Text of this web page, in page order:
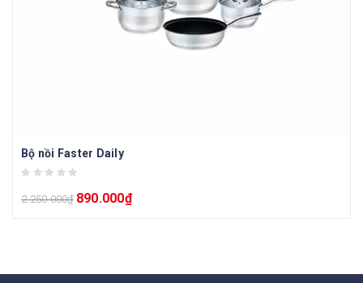
Bộ nồi Faster Daily
2.250.000₫ 890.000₫